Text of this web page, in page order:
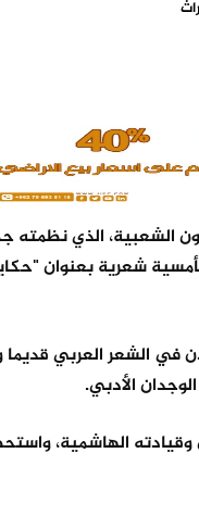
الشعبية، الذي نظمته
لعام 2026 في لواء بني عبيد، وذلك
في الشعر العربي
الأدبي.
الهاشمية،